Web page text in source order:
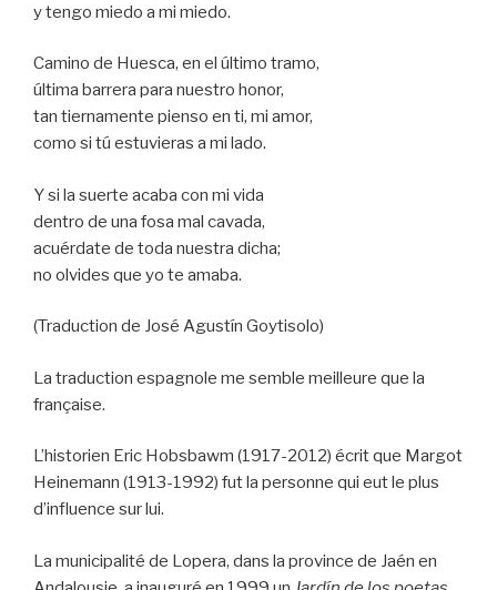
y tengo miedo a mi miedo.
Camino de Huesca, en el último tramo,
última barrera para nuestro honor,
tan tiernamente pienso en ti, mi amor,
como si tú estuvieras a mi lado.
Y si la suerte acaba con mi vida
dentro de una fosa mal cavada,
acuérdate de toda nuestra dicha;
no olvides que yo te amaba.
(Traduction de José Agustín Goytisolo)
La traduction espagnole me semble meilleure que la
française.
L’historien Eric Hobsbawm (1917-2012) écrit que Margot
Heinemann (1913-1992) fut la personne qui eut le plus
d’influence sur lui.
La municipalité de Lopera, dans la province de Jaén en